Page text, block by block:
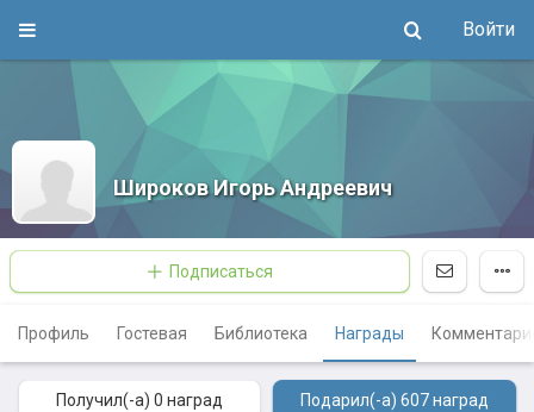
Войти
Широков Игорь Андреевич
Подписаться
Профиль Гостевая Библиотека Награды
Получил(-а) 0 наград Подарил(-а) 607наград